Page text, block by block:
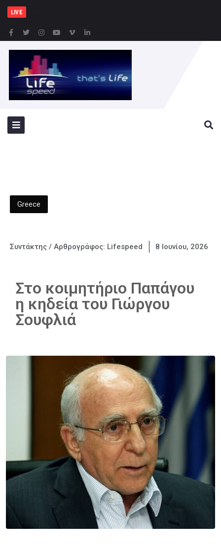
LIVE
Greece
Συντάκτης / Αρθρογράφος: Lifespeed 8 Ιουνίου, 2026
Στο κοιμητήριο Παπάγου
η κηδεία του Γιώργου
Σουφλιά